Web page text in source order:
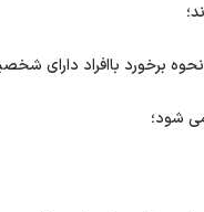
برخورد باافراد دارای
شود؛